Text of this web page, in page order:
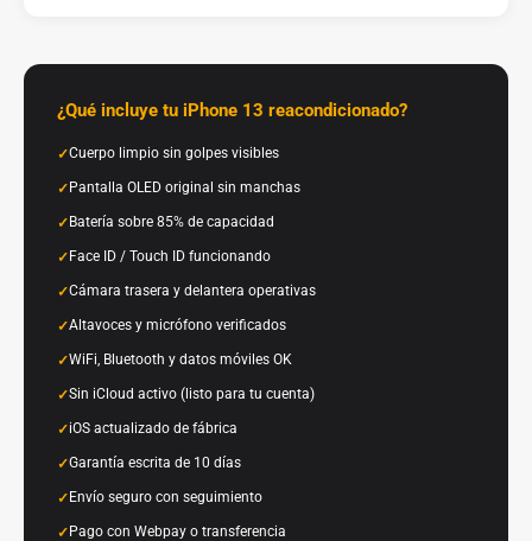
¿Qué incluye tu iPhone 13 reacondicionado?
Cuerpo limpio sin golpes visibles
Pantalla OLED original sin manchas
Batería sobre 85% de capacidad
Face ID / Touch ID funcionando
Cámara trasera y delantera operativas
Altavoces y micrófono verificados
WiFi, Bluetooth y datos móviles OK
Sin iCloud activo (listo para tu cuenta)
iOS actualizado de fábrica
Garantía escrita de 10 días
Envío seguro con seguimiento
Pago con Webpay o transferencia